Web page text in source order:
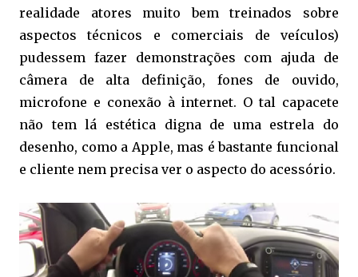
realidade atores muito bem treinados sobre
aspectos técnicos e comerciais de veículos)
pudessem fazer demonstrações com ajuda de
câmera de alta definição, fones de ouvido,
microfone e conexão à internet. O tal capacete
não tem lá estética digna de uma estrela do
desenho, como a Apple, mas é bastante funcional
e cliente nem precisa ver o aspecto do acessório.